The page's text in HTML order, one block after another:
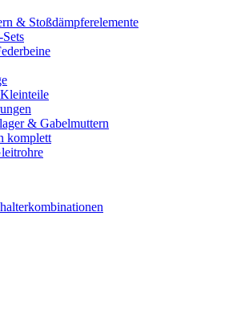
& Stoßdämpferelemente
& Gabelmuttern
komplett